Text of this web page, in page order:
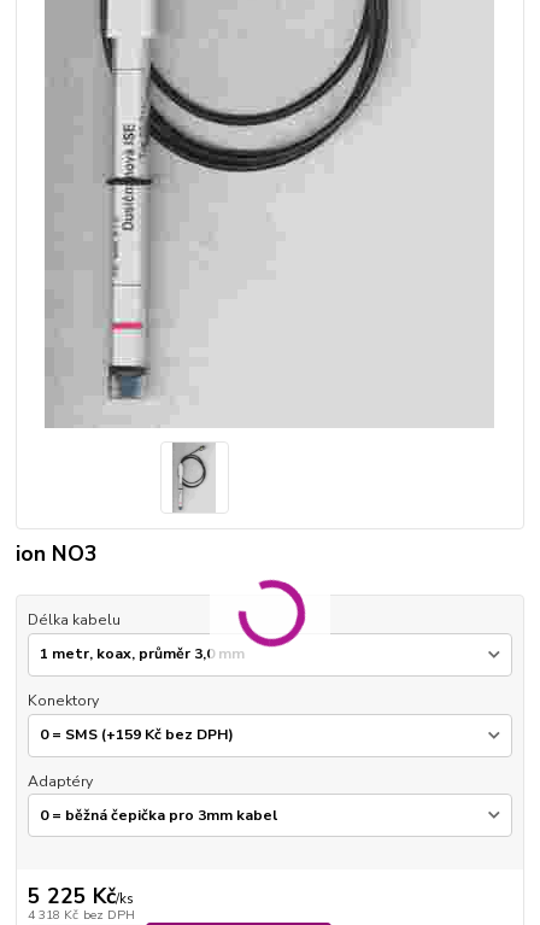
ion NO3
Délka kabelu
Konektory
Adaptéry
5 225 Kč/ks
4 318 Kč bez DPH